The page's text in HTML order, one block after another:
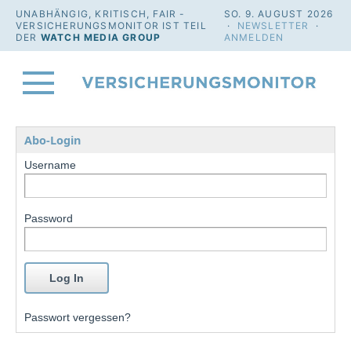
UNABHÄNGIG, KRITISCH, FAIR -
VERSICHERUNGSMONITOR IST TEIL
DER WATCH MEDIA GROUP
SO. 9. AUGUST 2026
· NEWSLETTER
·
ANMELDEN
Abo-Login
Username
Password
Passwort vergessen?